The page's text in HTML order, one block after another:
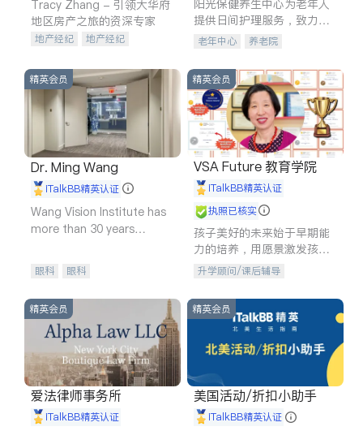
Tracy Zhang - 引领大华府
地区房产之旅的资深专家
地产经纪
地产经纪
商铺租售
开发商建商
阳光保健养生中心为老年人
提供日间护理服务，致力于
通过持续的护理创新来有效
老年中心 养老院
精英会员
Dr. Ming Wang
iTalkBB精英认证
Wang Vision Institute has
more than 30 years
眼科 眼科
精英会员
VSA Future 教育学院
iTalkBB精英认证
执照已核实
孩子美好的未来始于早期能
力的培养，用愿景激发孩子
的学习潜力和动力。理念：
拥有成长型心态是成功的基
石。
升学顾问/课后辅导
精英会员
爱法律师事务所
iTalkBB精英认证
精英会员
美国活动/折扣小助手
iTalkBB精英认证